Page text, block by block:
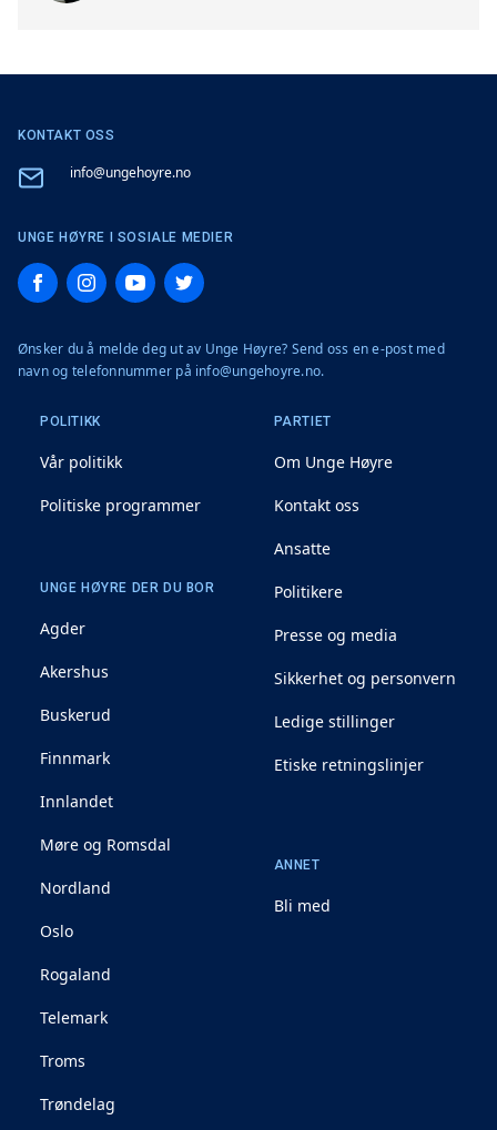
KONTAKT OSS
Email info@ungehoyre.no
UNGE HØYRE I SOSIALE MEDIER
FacebookInstagramYouTubeTwitter
Ønsker du å melde deg ut av Unge Høyre? Send oss en e-post med
navn og telefonnummer på info@ungehoyre.no.
POLITIKK
Vår politikk
Politiske programmer
PARTIET
Om Unge Høyre
Kontakt oss
Ansatte
Politikere
Presse og media
Sikkerhet og personvern
Ledige stillinger
Etiske retningslinjer
UNGE HØYRE DER DU BOR
Agder
Akershus
Buskerud
Finnmark
Innlandet
Møre og Romsdal
Nordland
Oslo
Rogaland
Telemark
Troms
Trøndelag
ANNET
Bli med